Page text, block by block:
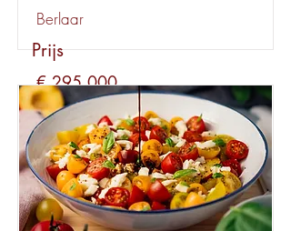
Berlaar
Prijs
€ 295.000
Huur
€ 2.150
Bekijk dit pand